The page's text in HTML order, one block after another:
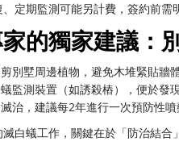
、定期監測可能另計費，簽約前需
的獨家建議：
剪別墅周邊植物，避免木堆緊貼牆
蟻監測裝置（如誘殺樁），便於發
滅治，建議每2年進行一次預防性噴
滅白蟻工作，關鍵在於「防治結